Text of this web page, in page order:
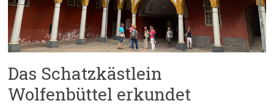
Das Schatzkästlein
Wolfenbüttel erkundet